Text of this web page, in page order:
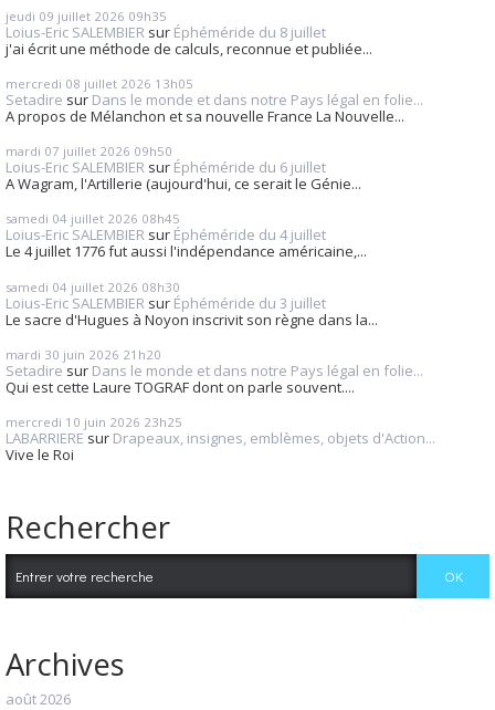
jeudi 09 juillet 2026 09h35
Loius-Eric SALEMBIER sur Éphéméride du 8 juillet
j'ai écrit une méthode de calculs, reconnue et publiée...
mercredi 08 juillet 2026 13h05
Setadire sur Dans le monde et dans notre Pays légal en folie...
A propos de Mélanchon et sa nouvelle France La Nouvelle...
mardi 07 juillet 2026 09h50
Loius-Eric SALEMBIER sur Éphéméride du 6 juillet
A Wagram, l'Artillerie (aujourd'hui, ce serait le Génie...
samedi 04 juillet 2026 08h45
Loius-Eric SALEMBIER sur Éphéméride du 4 juillet
Le 4 juillet 1776 fut aussi l'indépendance américaine,...
samedi 04 juillet 2026 08h30
Loius-Eric SALEMBIER sur Éphéméride du 3 juillet
Le sacre d'Hugues à Noyon inscrivit son règne dans la...
mardi 30 juin 2026 21h20
Setadire sur Dans le monde et dans notre Pays légal en folie...
Qui est cette Laure TOGRAF dont on parle souvent....
mercredi 10 juin 2026 23h25
LABARRIERE sur Drapeaux, insignes, emblèmes, objets d'Action...
Vive le Roi
Rechercher
Archives
août 2026